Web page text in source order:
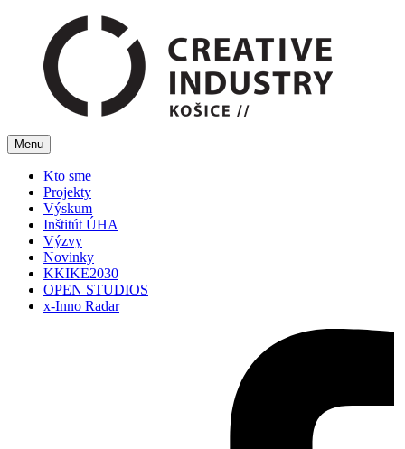
Menu
Kto sme
Projekty
Výskum
Inštitút ÚHA
Výzvy
Novinky
KKIKE2030
OPEN STUDIOS
x-Inno Radar